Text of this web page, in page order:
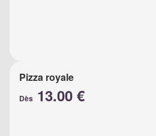
Pizza royale
Dès 13.00 €